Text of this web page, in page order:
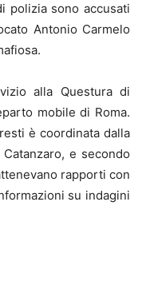
polizia sono accusati
Antonio Carmelo
alla Questura di
mobile di Roma.
è coordinata dalla
e secondo
rapporti con
su indagini